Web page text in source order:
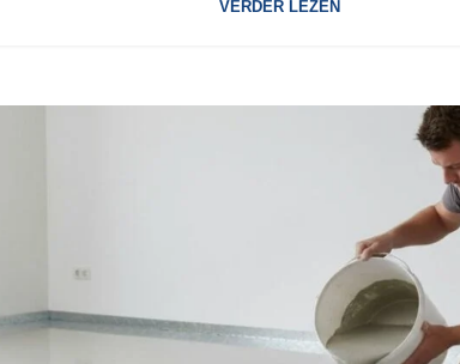
VERDER LEZEN